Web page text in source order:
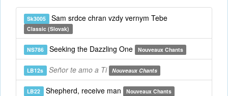
Sk3005 Sam srdce chran vzdy vernym Tebe
Classic (Slovak)
NS786 Seeking the Dazzling One Nouveaux Chants
LB12s Señor te amo a Ti Nouveaux Chants
LB22 Shepherd, receive man Nouveaux Chants